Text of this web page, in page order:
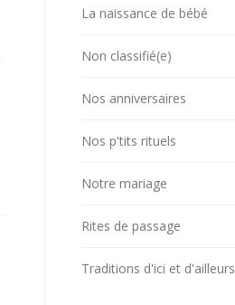
La naissance de bébé
Non classifié(e)
Nos anniversaires
Nos p'tits rituels
Notre mariage
Rites de passage
Traditions d'ici et d'ailleurs